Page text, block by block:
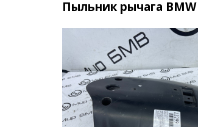
Пыльник рычага BMW